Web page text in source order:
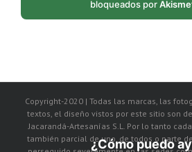
bloqueados por
Copyright-2020 | Todas las marcas, las
textos, el diseño vistos por este sitio son
Jacarandá-Artesanías S.L. Por lo tanto
también parcial de uno, de todos o parte
¿Cómo puedo